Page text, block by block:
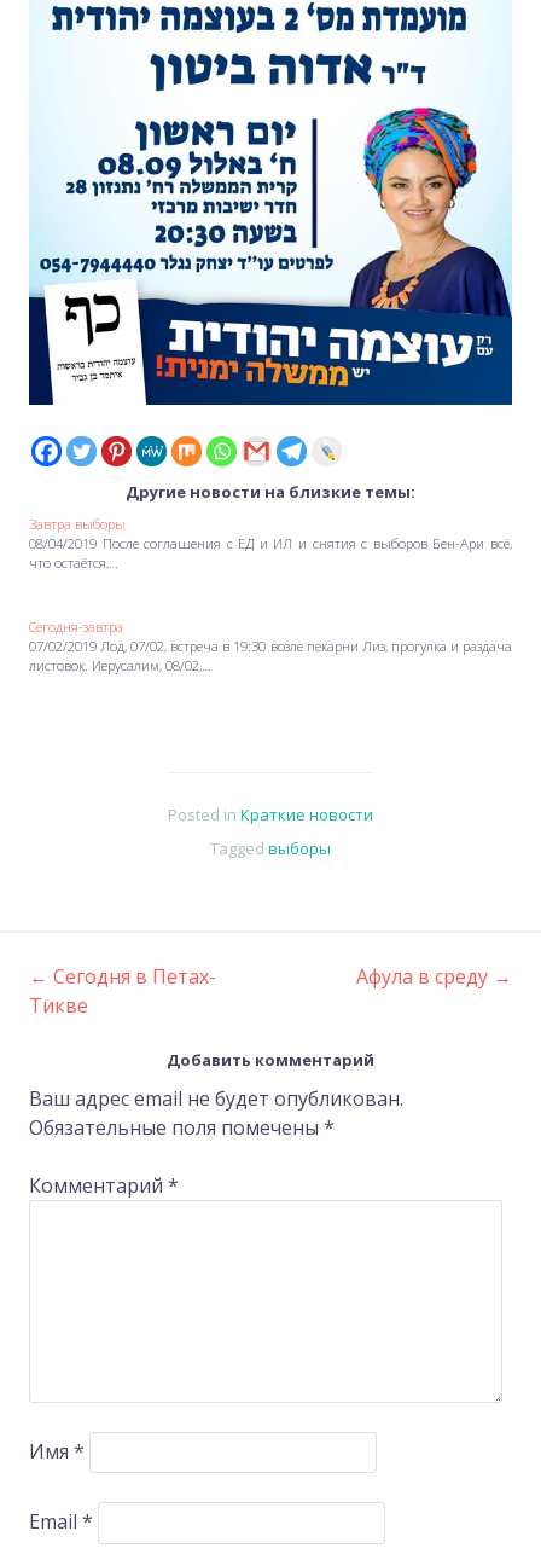
Другие новости на близкие темы:
Завтра выборы
08/04/2019 После соглашения с ЕД и ИЛ и снятия с выборов Бен-Ари всё,
что остаётся,…
Сегодня-завтра
07/02/2019 Лод, 07/02, встреча в 19:30 возле пекарни Лиз, прогулка и раздача
листовок. Иерусалим, 08/02,…
Posted in Краткие новости
Tagged выборы
Post
navigation
← Сегодня в Петах-
Тикве
Афула в среду →
Добавить комментарий
Ваш адрес email не будет опубликован.
Обязательные поля помечены *
Комментарий *
Имя *
Email *